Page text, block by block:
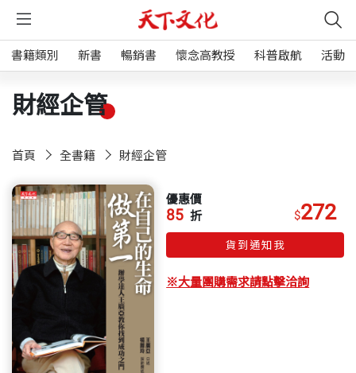
書籍類別 新書 暢銷書 懷念高教授 科普啟航 活動
財經企管
首頁 全書籍 財經企管
優惠價
85 折 $272
貨到通知我
※大量團購需求請點擊洽詢